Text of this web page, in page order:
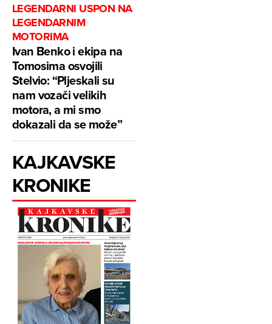
LEGENDARNI USPON NA
LEGENDARNIM
MOTORIMA
Ivan Benko i ekipa na
Tomosima osvojili
Stelvio: “Pljeskali su
nam vozači velikih
motora, a mi smo
dokazali da se može”
KAJKAVSKE
KRONIKE